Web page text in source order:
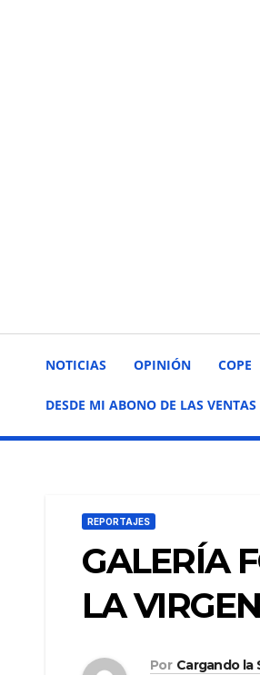
NOTICIAS OPINIÓN COPE
DESDE MI ABONO DE LAS VENTAS
REPORTAJES
GALERÍA
LA
Por Cargando la